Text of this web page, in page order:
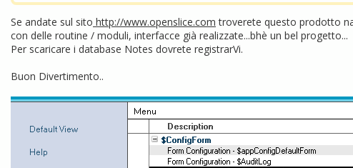
Se andate sul sito http://www.openslice.com troverete questo prodotto
con delle routine / moduli, interfacce già realizzate...bhè un bel progetto...
Per scaricare i database Notes dovrete registrarVi.
Buon Divertimento..